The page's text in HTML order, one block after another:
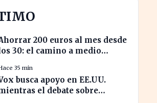
200 euros al mes desde
30: el camino a medio
35 min
busca apoyo en EE.UU.
el debate sobre